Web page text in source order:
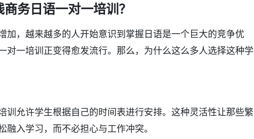
务日语一对一培训？
加，越来越多的人开始意识到掌握日语是一个巨大的竞争优
对一培训正变得愈发流行。那么，为什么这么多人选择这种学
训允许学生根据自己的时间表进行安排。这种灵活性让那些繁
融入学习，而不必担心与工作冲突。